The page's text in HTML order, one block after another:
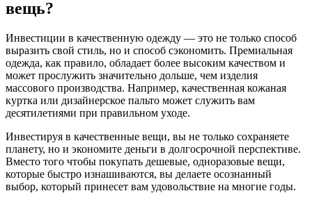
вещь?
Инвестиции в качественную одежду — это не только способ
выразить свой стиль, но и способ сэкономить. Премиальная
одежда, как правило, обладает более высоким качеством и
может прослужить значительно дольше, чем изделия
массового производства. Например, качественная кожаная
куртка или дизайнерское пальто может служить вам
десятилетиями при правильном уходе.
Инвестируя в качественные вещи, вы не только сохраняете
планету, но и экономите деньги в долгосрочной перспективе.
Вместо того чтобы покупать дешевые, одноразовые вещи,
которые быстро изнашиваются, вы делаете осознанный
выбор, который принесет вам удовольствие на многие годы.